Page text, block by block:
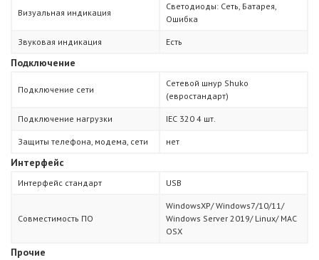
Визуальная индикация
Светодиоды: Сеть, Батарея,
Ошибка
Звуковая индикация Есть
Подключение
Подключение сети
Сетевой шнур Shuko
(евростандарт)
Подключение нагрузки IEC 320 4 шт.
Защиты телефона, модема, сети нет
Интерфейс
Интерфейс стандарт USB
Совместимость ПО
WindowsXP/ Windows7/10/11/
Windows Server 2019/ Linux/ MAC
OSX
Прочие